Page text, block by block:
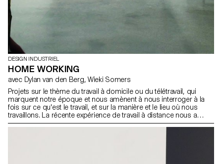
DESIGN INDUSTRIEL
HOME WORKING
avec Dylan van den Berg, Wieki Somers
Projets sur le thème du travail à domicile ou du télétravail, qui
marquent notre époque et nous amènent à nous interroger à la
fois sur ce qu'est le travail, et sur la manière et le lieu où nous
travaillons. La récente expérience de travail à distance nous a
donné de nombreuses idées nouvelles. Cette expérience pourrait